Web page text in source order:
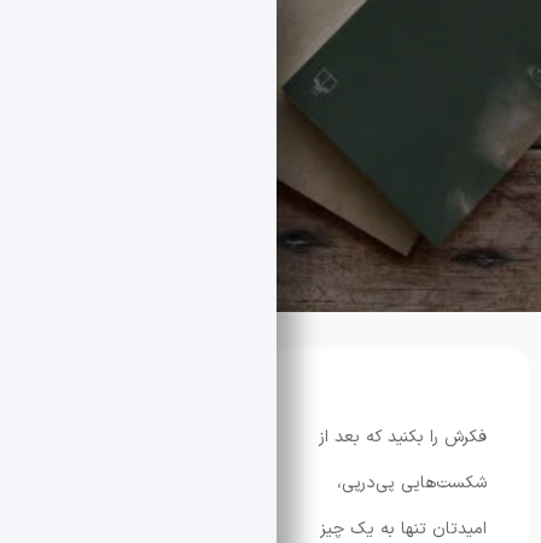
بکنید که بعد از
پی‌درپی،
تنها به یک چیز